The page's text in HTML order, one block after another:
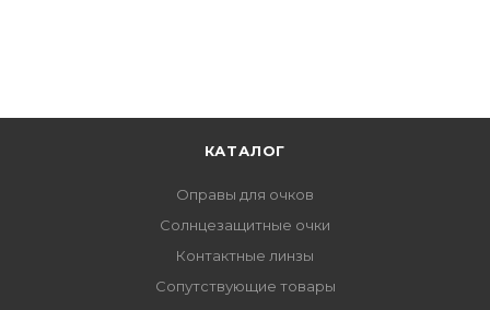
КАТАЛОГ
Оправы для очков
Солнцезащитные очки
Контактные линзы
Сопутствующие товары